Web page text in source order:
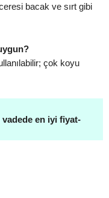
bacak ve sırt gibi
çok koyu
vadede en iyi fiyat-